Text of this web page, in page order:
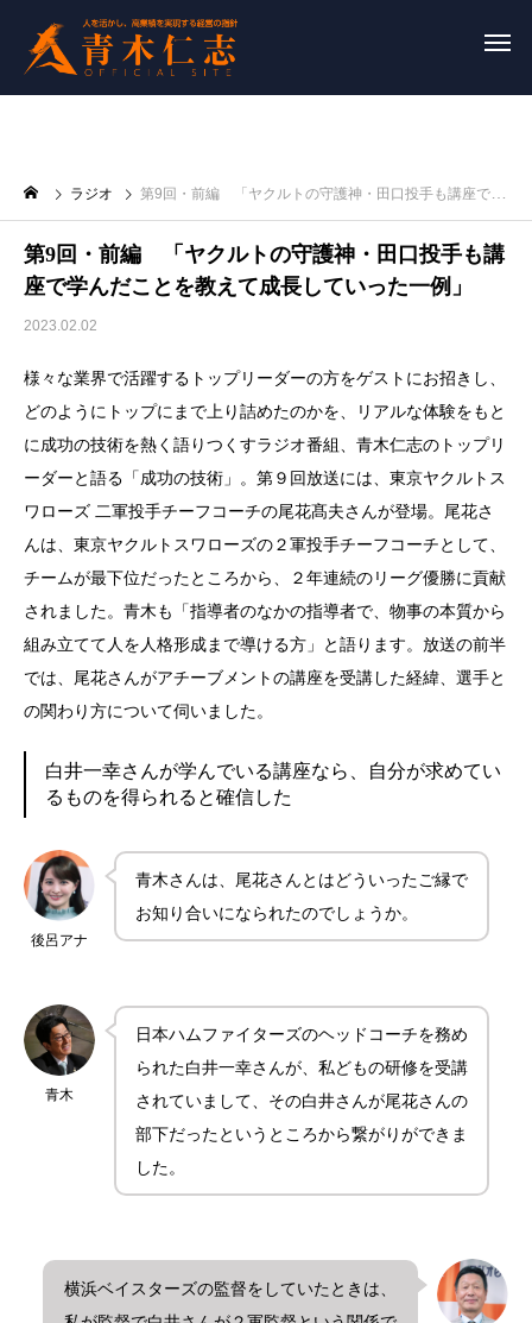
ラジオ 第9回・前編 「ヤクルトの守護神・田口投手も講座で学んだことを教えて成長していった一例」
第9回・前編 「ヤクルトの守護神・田口投手も講
座で学んだことを教えて成長していった一例」
2023.02.02
様々な業界で活躍するトップリーダーの方をゲストにお招きし、
どのようにトップにまで上り詰めたのかを、リアルな体験をもと
に成功の技術を熱く語りつくすラジオ番組、青木仁志のトップリ
ーダーと語る「成功の技術」。第９回放送には、東京ヤクルトス
ワローズ 二軍投手チーフコーチの尾花髙夫さんが登場。尾花さ
んは、東京ヤクルトスワローズの２軍投手チーフコーチとして、
チームが最下位だったところから、２年連続のリーグ優勝に貢献
されました。青木も「指導者のなかの指導者で、物事の本質から
組み立てて人を人格形成まで導ける方」と語ります。放送の前半
では、尾花さんがアチーブメントの講座を受講した経緯、選手と
の関わり方について伺いました。
白井一幸さんが学んでいる講座なら、自分が求めてい
るものを得られると確信した
後呂アナ
青木さんは、尾花さんとはどういったご縁で
お知り合いになられたのでしょうか。
青木
日本ハムファイターズのヘッドコーチを務め
られた白井一幸さんが、私どもの研修を受講
されていまして、その白井さんが尾花さんの
部下だったというところから繋がりができま
した。
横浜ベイスターズの監督をしていたときは、